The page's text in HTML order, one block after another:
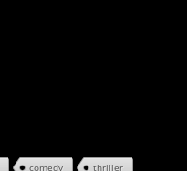
comedy thriller